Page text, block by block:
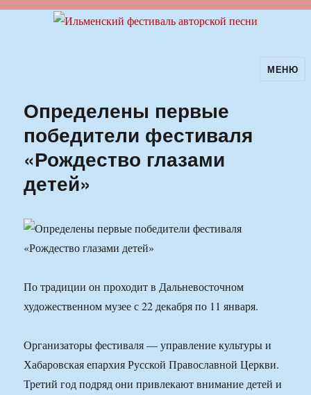
Ильменский фестиваль авторскойМЕНЮ
Определены первые
победители фестиваля
«Рождество глазами
детей»
По традиции он проходит в Дальневосточном
художественном музее с 22 декабря по 11 января.
Организаторы фестиваля — управление культуры и
Хабаровская епархия Русской Православной Церкви.
Третий год подряд они привлекают внимание детей и